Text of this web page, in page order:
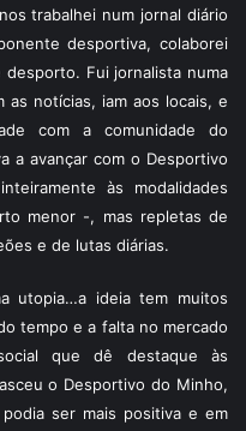
trabalhei num jornal diário
desportiva, colaborei
Fui jornalista numa
as notícias, iam aos locais, e
com a comunidade do
a avançar com o Desportivo
às modalidades
menor -, mas repletas de
e de lutas diárias.
utopia…a ideia tem muitos
tempo e a falta no mercado
que dê destaque às
o Desportivo do Minho,
ser mais positiva e em